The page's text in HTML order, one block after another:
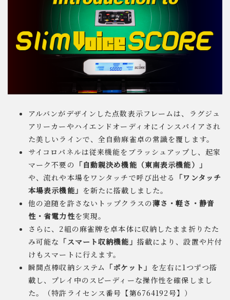
アルバンがデザインした点数表示フレームは、ラグジュ
アリーカーやハイエンドオーディオにインスパイアされ
た美しいラインで、全自動麻雀卓の常識を覆します。
サイコロパネルは従来機能をブラッシュアップし、起家
マーク不要の 「自動親決め機能（東南表示機能）」
や、流れや本場をワンタッチで呼び出せる
「ワンタッチ
本場表示機能」 を新たに搭載しました。
他の追随を許さないトップクラスの薄さ・軽さ・静音
性・省電力性を実現。
さらに、2組の麻雀牌を卓本体に収納したまま折りたた
み可能な 「スマート収納機能」 搭載により、設置や片付
けもスマートに行えます。
瞬間点棒収納システム 「ポケット」 を左右に1つずつ搭
載し、プレイ中のスピーディーな操作性を確保しまし
た。（特許ライセンス番号【第6764192号】）